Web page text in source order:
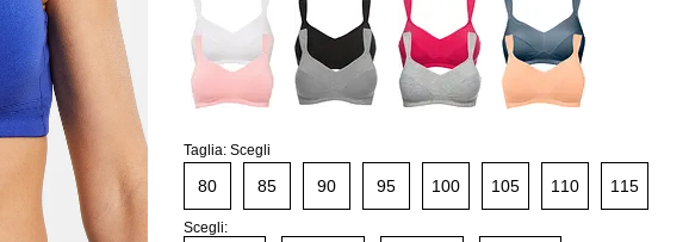
Taglia:Scegli
80 85 90 95 100 105 110 115
Scegli: